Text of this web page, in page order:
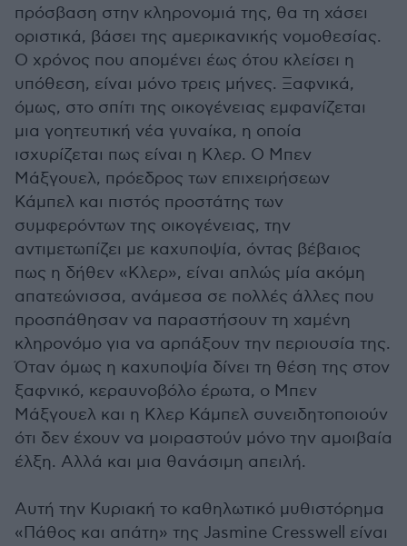
πρόσβαση στην κληρονομιά της, θα τη χάσει
οριστικά, βάσει της αμερικανικής νομοθεσίας.
Ο χρόνος που απομένει έως ότου κλείσει η
υπόθεση, είναι μόνο τρεις μήνες. Ξαφνικά,
όμως, στο σπίτι της οικογένειας εμφανίζεται
μια γοητευτική νέα γυναίκα, η οποία
ισχυρίζεται πως είναι η Κλερ. Ο Μπεν
Μάξγουελ, πρόεδρος των επιχειρήσεων
Κάμπελ και πιστός προστάτης των
συμφερόντων της οικογένειας, την
αντιμετωπίζει με καχυποψία, όντας βέβαιος
πως η δήθεν «Κλερ», είναι απλώς μία ακόμη
απατεώνισσα, ανάμεσα σε πολλές άλλες που
προσπάθησαν να παραστήσουν τη χαμένη
κληρονόμο για να αρπάξουν την περιουσία της.
Όταν όμως η καχυποψία δίνει τη θέση της στον
ξαφνικό, κεραυνοβόλο έρωτα, ο Μπεν
Μάξγουελ και η Κλερ Κάμπελ συνειδητοποιούν
ότι δεν έχουν να μοιραστούν μόνο την αμοιβαία
έλξη. Αλλά και μια θανάσιμη απειλή.
Αυτή την Κυριακή το καθηλωτικό μυθιστόρημα
«Πάθος και απάτη» της Jasmine Cresswell είναι